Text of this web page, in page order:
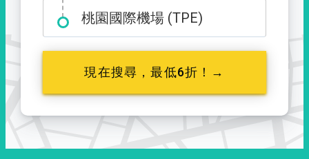
桃園國際機場 (TPE)
現在搜尋，最低6折！→